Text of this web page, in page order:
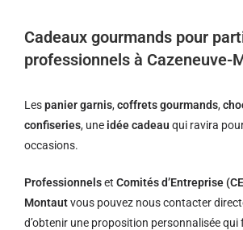
Cadeaux gourmands pour
professionnels à Cazeneuve-
Lespanier garnis,coffrets gourmands,
confiseries, une idée cadeau qui ravira
occasions.
Professionnelset Comités d’Entreprise
Montautvous pouvez nous contacter
d’obtenir une proposition personnalisée